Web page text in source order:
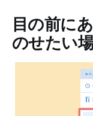
目の前に
のせたい